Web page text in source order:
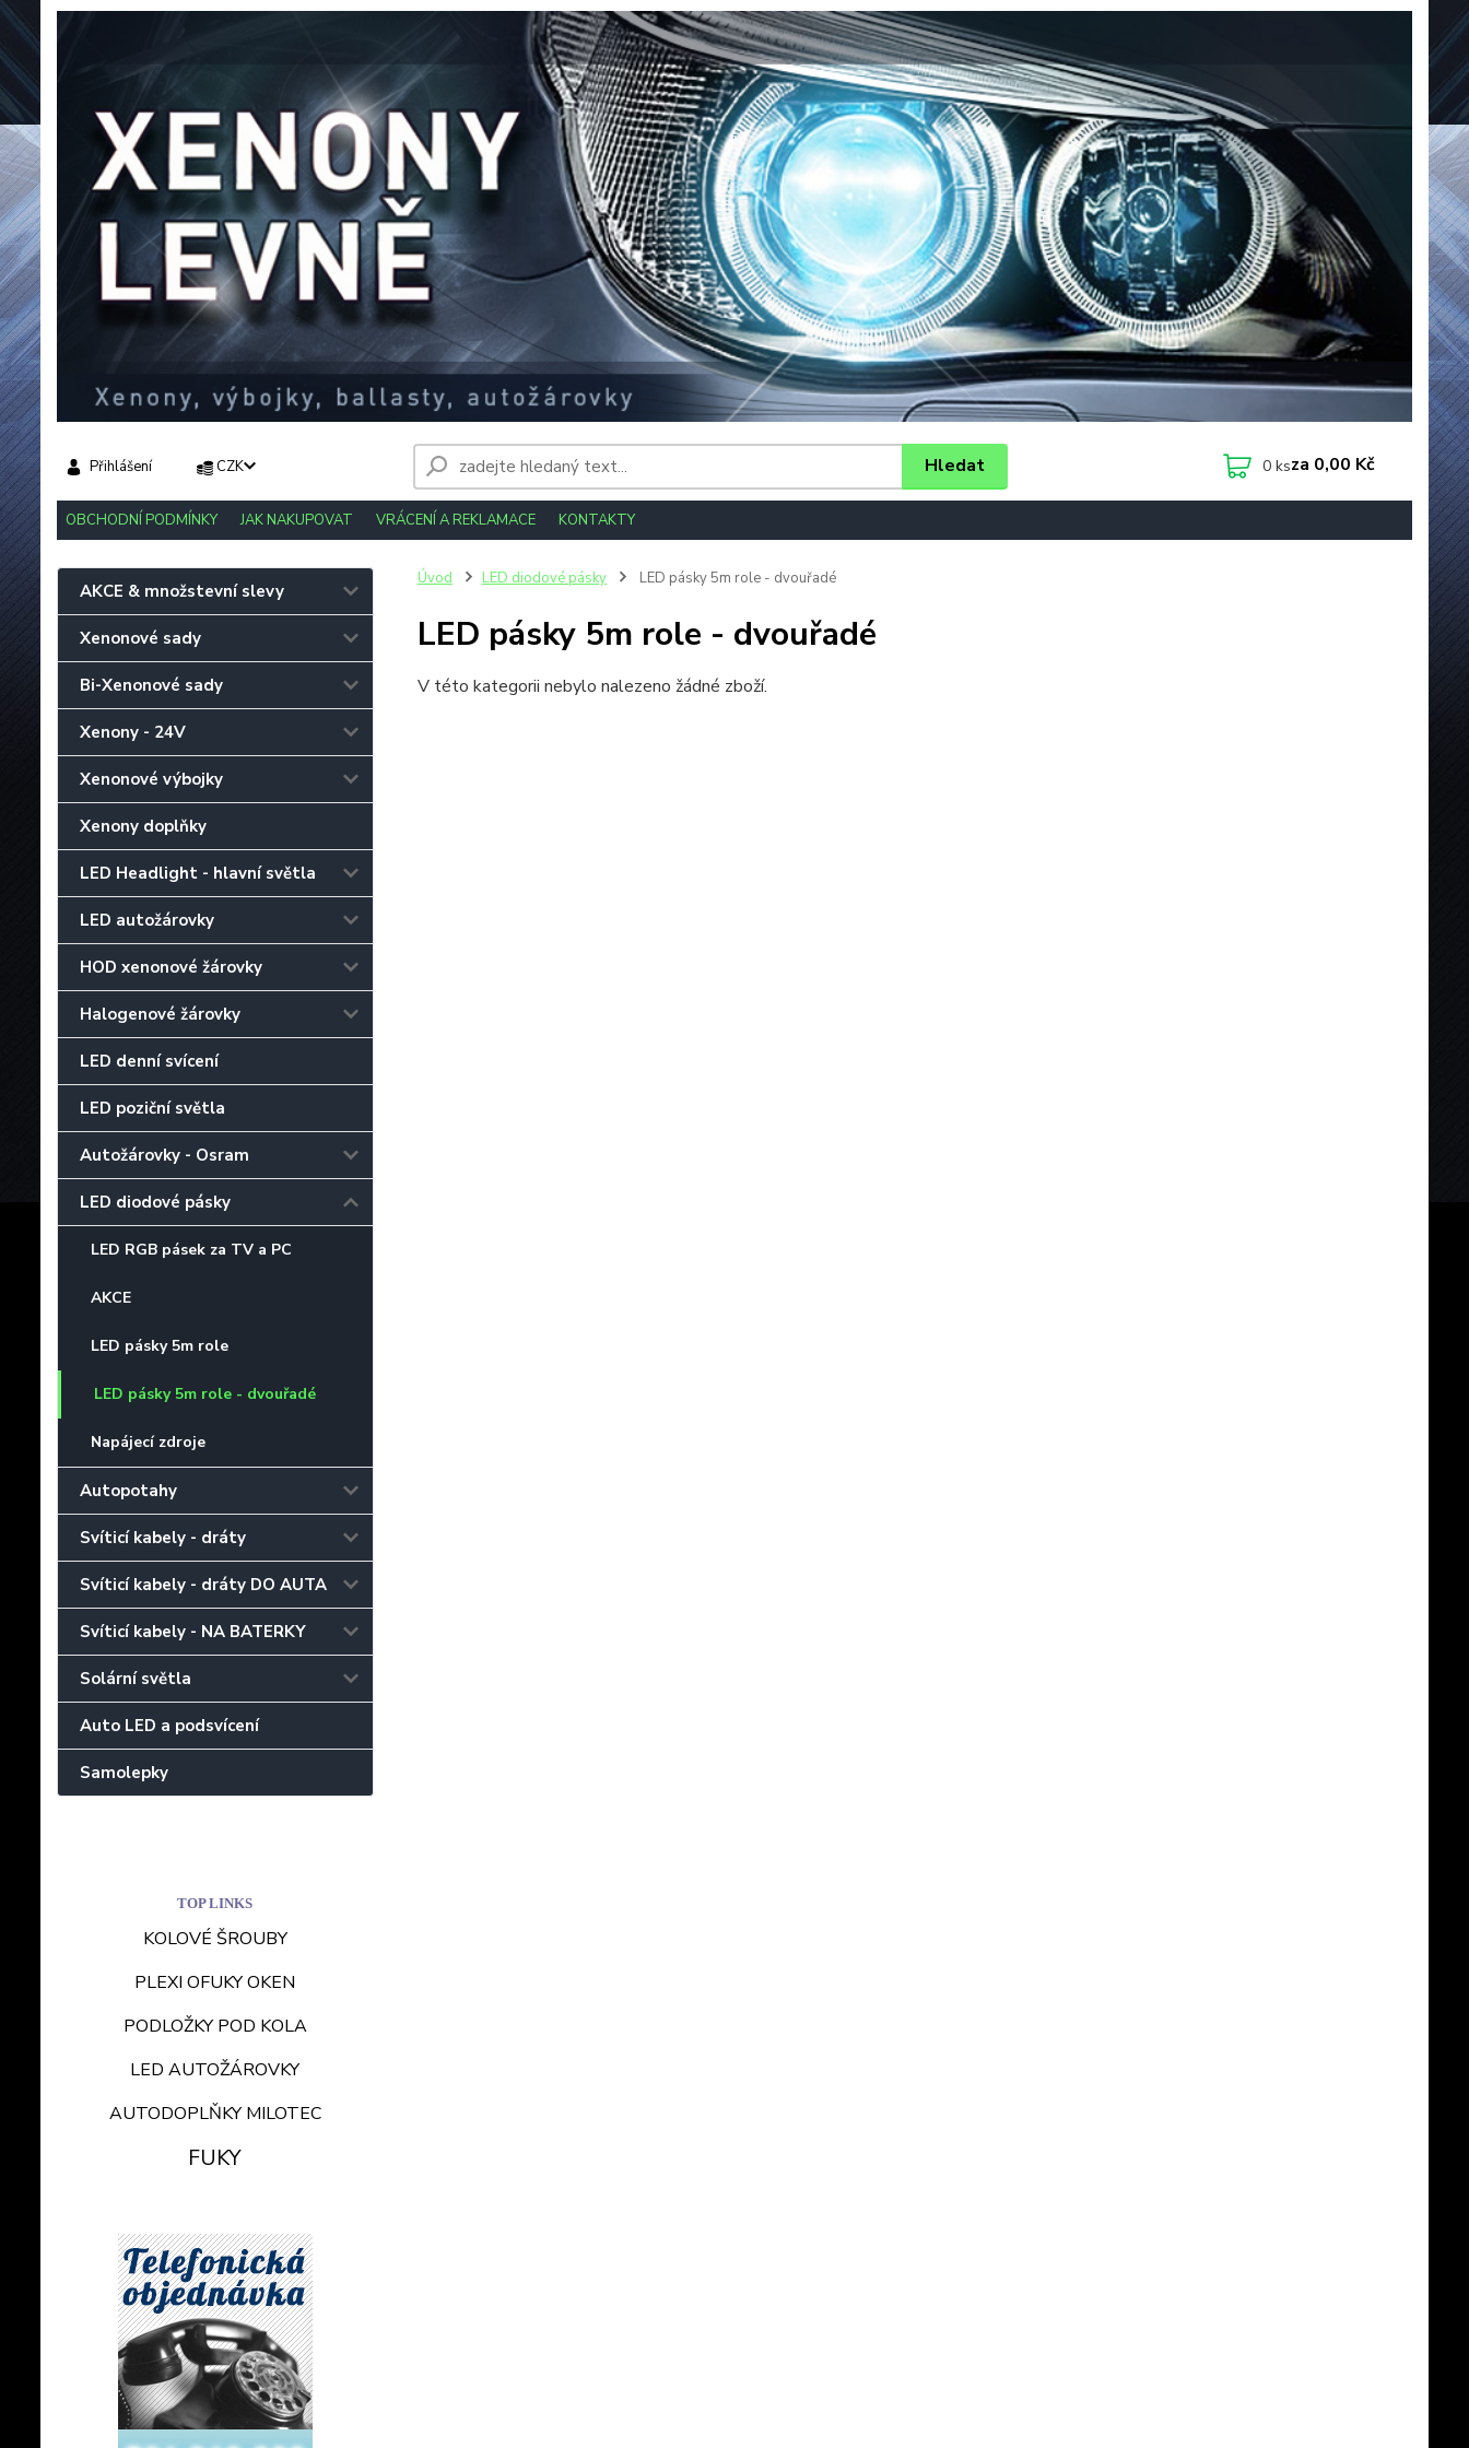
OBCHODNÍ PODMÍNKY JAK NAKUPOVAT VRÁCENÍ A REKLAMACE KONTAKTY
CZK
Přihlášení Hledat 0ksza 0,00 Kč
AKCE & množstevní slevy
Xenonové sady
Bi-Xenonové sady
Xenony - 24V
Xenonové výbojky
Xenony doplňky
LED Headlight - hlavní světla
LED autožárovky
HOD xenonové žárovky
Halogenové žárovky
LED denní svícení
LED poziční světla
Autožárovky - Osram
LED diodové pásky
LED RGB pásek za TV a PC
AKCE
LED pásky 5m role
LED pásky 5m role - dvouřadé
Napájecí zdroje
Autopotahy
Svíticí kabely - dráty
Svíticí kabely - dráty DO AUTA
Svíticí kabely - NA BATERKY
Solární světla
Auto LED a podsvícení
Samolepky
TOP LINKS
KOLOVÉ ŠROUBY
PLEXI OFUKY OKEN
PODLOŽKY POD KOLA
LED AUTOŽÁROVKY
AUTODOPLŇKY MILOTEC
FUKY
Úvod LED diodové pásky LED pásky 5m role - dvouřadé
LED pásky 5m role - dvouřadé
V této kategorii nebylo nalezeno žádné zboží.